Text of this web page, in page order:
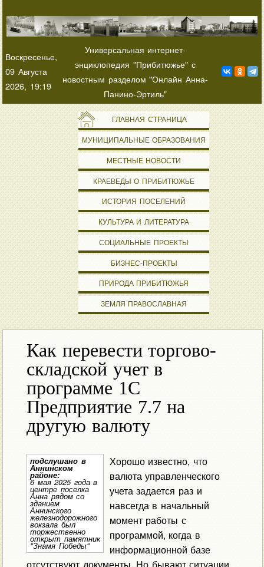
Воскресенье,
09 Августа
2026, 19:19
Универсальная интернет-
энциклопедия "Прибитюжье" с
новостным разделом "Онлайн Анна-
Панино-Эртиль"
ГЛАВНАЯ СТРАНИЦА
МУНИЦИПАЛЬНЫЕ ОБРАЗОВАНИЯ
МЕСТНЫЕ НОВОСТИ
КРАЕВЕДЫ О ПРИБИТЮЖЬЕ
ИСТОРИЯ ПОСЕЛЕНИЙ
КУЛЬТУРА И ЛИТЕРАТУРА
СОЦИАЛЬНЫЕ ПРОЕКТЫ
БИЗНЕС-ПРОЕКТЫ
ПРИРОДА ПРИБИТЮЖЬЯ
ЗЕМЛЯ ПРАВОСЛАВНАЯ
Как перевести торгово-
складской учет в
программе 1С
Предприятие 7.7 на
другую валюту
подслушано в
Аннинском
районе:
6 мая 2025 года в
центре поселка
Анна рядом со
зданием
Аннинского
железнодорожного
вокзала был
торжественно
открыт памятник
"Знамя Победы"
Хорошо известно, что
валюта управленческого
учета задается раз и
навсегда в начальный
момент работы с
программой, когда в
информационной базе